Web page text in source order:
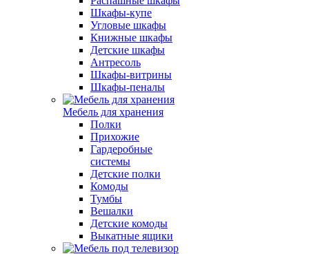
Шкафы-купе
Угловые шкафы
Книжные шкафы
Детские шкафы
Антресоль
Шкафы-витрины
Шкафы-пеналы
Мебель для хранения
Полки
Прихожие
Гардеробные
системы
Детские полки
Комоды
Тумбы
Вешалки
Детские комоды
Выкатные ящики